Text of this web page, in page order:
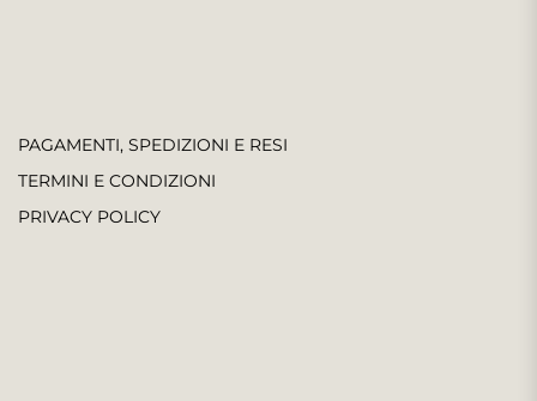
PAGAMENTI, SPEDIZIONI E RESI
TERMINI E CONDIZIONI
PRIVACY POLICY